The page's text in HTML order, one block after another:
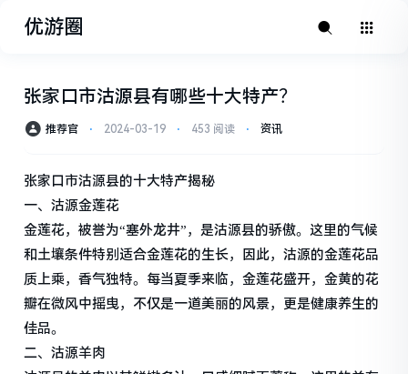
优游圈
张家口市沽源县有哪些十大特产？
推荐官 ⋅ 2024-03-19 ⋅ 453 阅读 ⋅ 资讯
张家口市沽源县的十大特产揭秘
一、沽源金莲花
金莲花，被誉为“塞外龙井”，是沽源县的骄傲。这里的气候
和土壤条件特别适合金莲花的生长，因此，沽源的金莲花品
质上乘，香气独特。每当夏季来临，金莲花盛开，金黄的花
瓣在微风中摇曳，不仅是一道美丽的风景，更是健康养生的
佳品。
二、沽源羊肉